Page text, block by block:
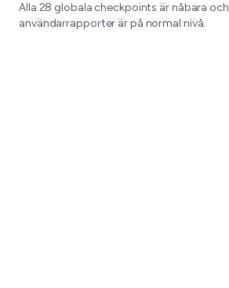
Alla 28 globala checkpoints är nåbara och
användarrapporter är på normal nivå.